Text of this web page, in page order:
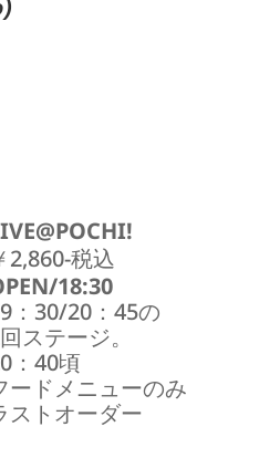
2,860-税込
18:30
：30/20：45の
ステージ。
：40頃
ードメニューのみ
ストオーダー